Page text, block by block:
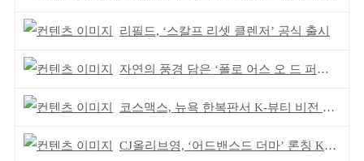
리필드, ‘스칼프 리셋 클렌저’ 공식 출시
자연의 풍경 담은 ‘폴로 어스 오 드 퍼퓸’ 4종 출시
코스맥스, 뉴욕 한복판서 K-뷰티 비전 제시
CJ올리브영, ‘어드밴스드 더마’ 론칭 K더마 육성 박차